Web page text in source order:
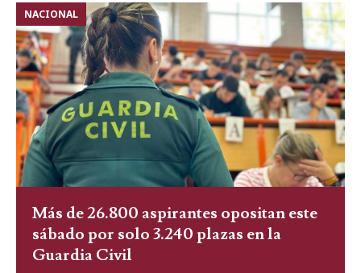
NACIONAL
Más de 26.800 aspirantes opositan este
sábado por solo 3.240 plazas en la
Guardia Civil